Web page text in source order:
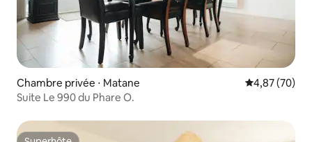
Chambre privée ⋅ Matane Évaluation
4,87 (70)
Suite Le 990 du Phare O.